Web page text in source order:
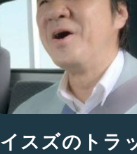
イスズのトラ